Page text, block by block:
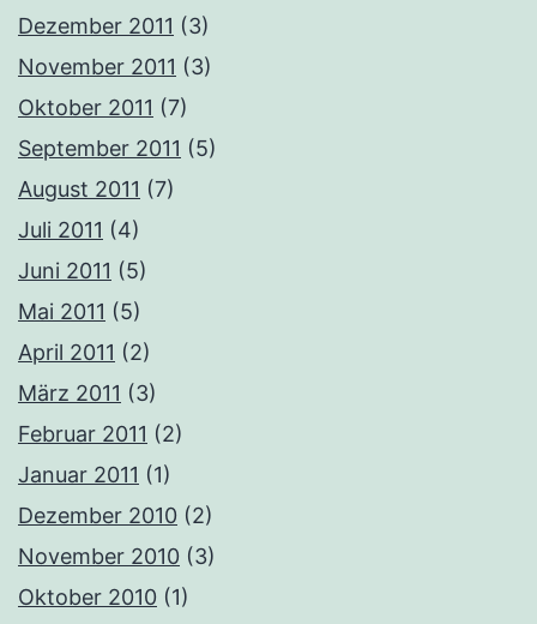
Dezember 2011 (3)
November 2011 (3)
Oktober 2011 (7)
September 2011 (5)
August 2011 (7)
Juli 2011 (4)
Juni 2011 (5)
Mai 2011 (5)
April 2011 (2)
März 2011 (3)
Februar 2011 (2)
Januar 2011 (1)
Dezember 2010 (2)
November 2010 (3)
Oktober 2010 (1)